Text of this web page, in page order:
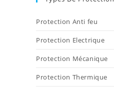
Protection Anti feu
Protection Electrique
Protection Mécanique
Protection Thermique